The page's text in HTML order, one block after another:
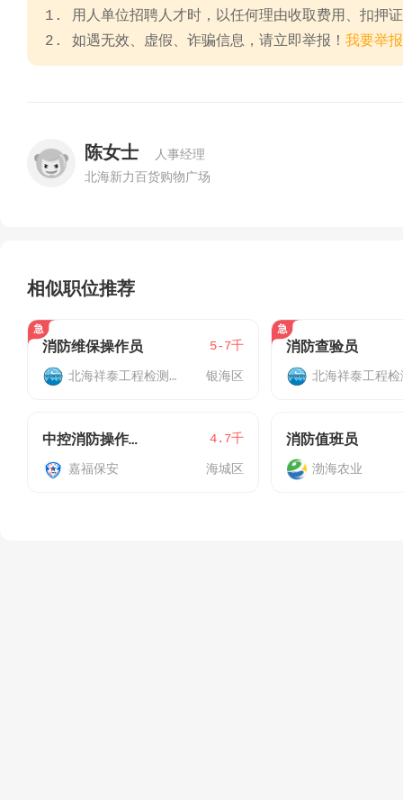
1. 用人单位招聘人才时，以任何理由收取费用、扣押
2. 如遇无效、虚假、诈骗信息，请立即举报！ 我要举报
陈女士
人事经理
北海新力百货购物广场
相似职位推荐
消防维保操作员 5-7千
北海祥泰工程检测公司 银海区
消防查验员
中控消防操作员（银滩附近酒店） 4.7千
嘉福保安 海城区
消防值班员
渤海农业